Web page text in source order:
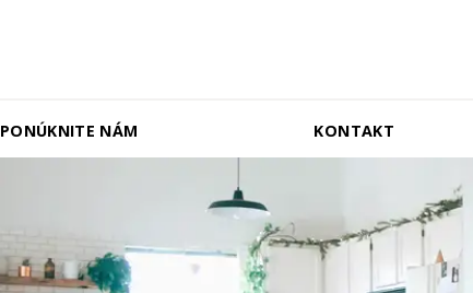
PONÚKNITE NÁM KONTAKT